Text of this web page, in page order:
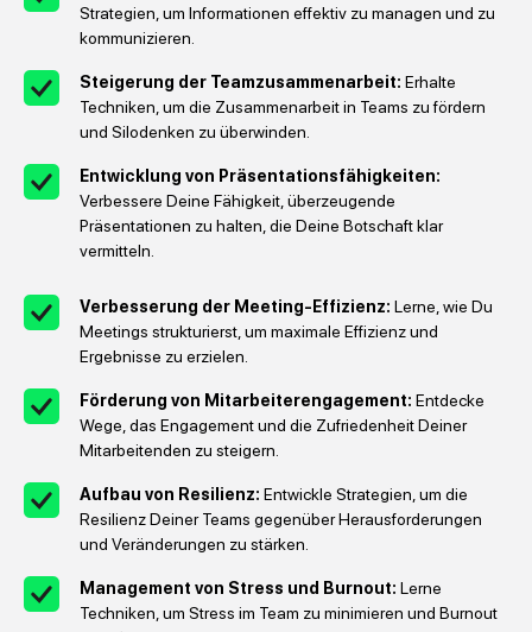
Strategien, um Informationen effektiv zu managen und zu
kommunizieren.
Steigerung der Teamzusammenarbeit: Erhalte
Techniken, um die Zusammenarbeit in Teams zu fördern
und Silodenken zu überwinden.
Entwicklung von Präsentationsfähigkeiten:
Verbessere Deine Fähigkeit, überzeugende
Präsentationen zu halten, die Deine Botschaft klar
vermitteln.
Verbesserung der Meeting-Effizienz: Lerne, wie Du
Meetings strukturierst, um maximale Effizienz und
Ergebnisse zu erzielen.
Förderung von Mitarbeiterengagement: Entdecke
Wege, das Engagement und die Zufriedenheit Deiner
Mitarbeitenden zu steigern.
Aufbau von Resilienz: Entwickle Strategien, um die
Resilienz Deiner Teams gegenüber Herausforderungen
und Veränderungen zu stärken.
Management von Stress und Burnout: Lerne
Techniken, um Stress im Team zu minimieren und Burnout